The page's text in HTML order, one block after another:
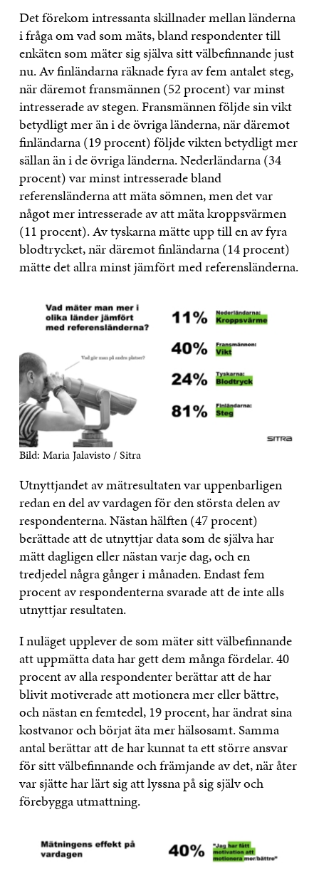
Det förekom intressanta skillnader mellan länderna
i fråga om vad som mäts, bland respondenter till
enkäten som mäter sig själva sitt välbefinnande just
nu. Av finländarna räknade fyra av fem antalet steg,
när däremot fransmännen (52 procent) var minst
intresserade av stegen. Fransmännen följde sin vikt
betydligt mer än i de övriga länderna, när däremot
finländarna (19 procent) följde vikten betydligt mer
sällan än i de övriga länderna. Nederländarna (34
procent) var minst intresserade bland
referensländerna att mäta sömnen, men det var
något mer intresserade av att mäta kroppsvärmen
(11 procent). Av tyskarna mätte upp till en av fyra
blodtrycket, när däremot finländarna (14 procent)
mätte det allra minst jämfört med referensländerna.
Bild: Maria Jalavisto / Sitra
Utnyttjandet av mätresultaten var uppenbarligen
redan en del av vardagen för den största delen av
respondenterna. Nästan hälften (47 procent)
berättade att de utnyttjar data som de själva har
mätt dagligen eller nästan varje dag, och en
tredjedel några gånger i månaden. Endast fem
procent av respondenterna svarade att de inte alls
utnyttjar resultaten.
I nuläget upplever de som mäter sitt välbefinnande
att uppmätta data har gett dem många fördelar. 40
procent av alla respondenter berättar att de har
blivit motiverade att motionera mer eller bättre,
och nästan en femtedel, 19 procent, har ändrat sina
kostvanor och börjat äta mer hälsosamt. Samma
antal berättar att de har kunnat ta ett större ansvar
för sitt välbefinnande och främjande av det, när åter
var sjätte har lärt sig att lyssna på sig själv och
förebygga utmattning.